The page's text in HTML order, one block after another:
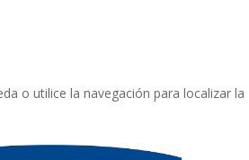
o utilice la navegación para localizar la